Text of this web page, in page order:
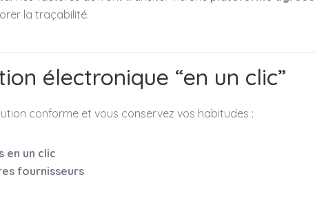
la traçabilité.
électronique “en un clic”
conforme et vous conservez vos habitudes :
en un clic
fournisseurs